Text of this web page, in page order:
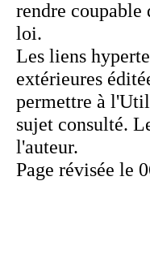
Page révisée le